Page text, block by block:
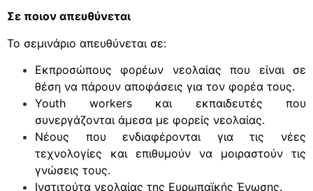
Σε ποιον απευθύνεται
Το σεμινάριο απευθύνεται σε:
Εκπροσώπους φορέων νεολαίας που είναι σε
θέση να πάρουν αποφάσεις για τον φορέα τους.
Youth workers και εκπαιδευτές που
συνεργάζονται άμεσα με φορείς νεολαίας.
Νέους που ενδιαφέρονται για τις νέες
τεχνολογίες και επιθυμούν να μοιραστούν τις
γνώσεις τους.
Ινστιτούτα νεολαίας της Ευρωπαϊκής Ένωσης.